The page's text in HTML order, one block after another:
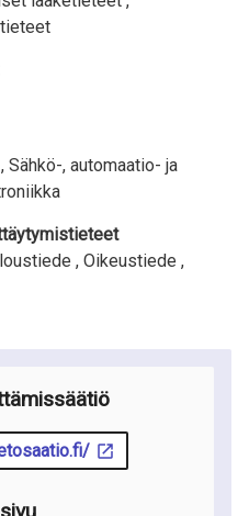
Sähkö-, automaatio- ja
, Oikeustiede ,